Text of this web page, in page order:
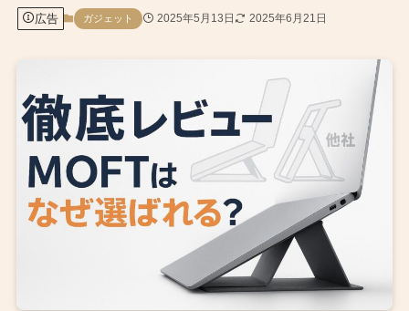
広告 ガジェット 2025年5月13日 2025年6月21日